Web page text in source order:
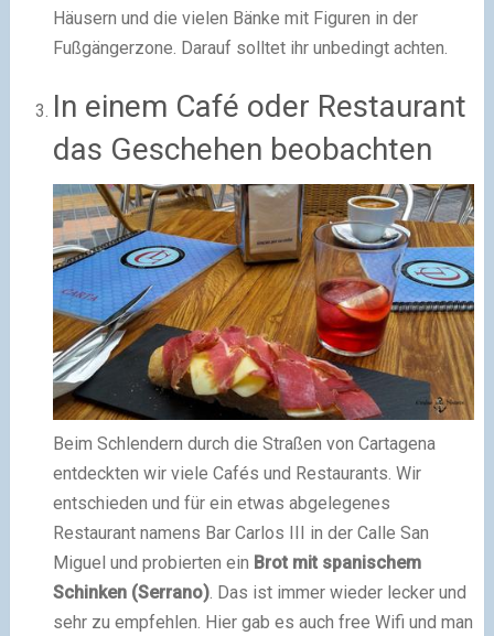
Häusern und die vielen Bänke mit Figuren in der
Fußgängerzone. Darauf solltet ihr unbedingt achten.
In einem Café oder Restaurant
das Geschehen beobachten
Beim Schlendern durch die Straßen von Cartagena
entdeckten wir viele Cafés und Restaurants. Wir
entschieden und für ein etwas abgelegenes
Restaurant namens Bar Carlos III in der Calle San
Miguel und probierten ein Brot mit spanischem
Schinken (Serrano). Das ist immer wieder lecker und
sehr zu empfehlen. Hier gab es auch free Wifi und man